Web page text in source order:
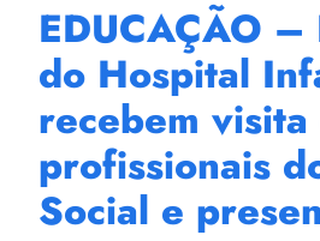
EDUCAÇÃO –
do Hospital
recebem visita
profissionais
Social e